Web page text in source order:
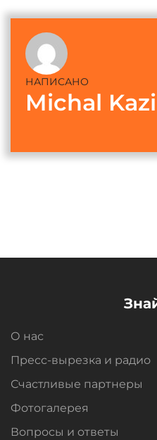
НАПИСАНО
Michal
О нас
Пресс-вырезка и радио
Счастливые партнеры
Фотогалерея
Вопросы и oтветы